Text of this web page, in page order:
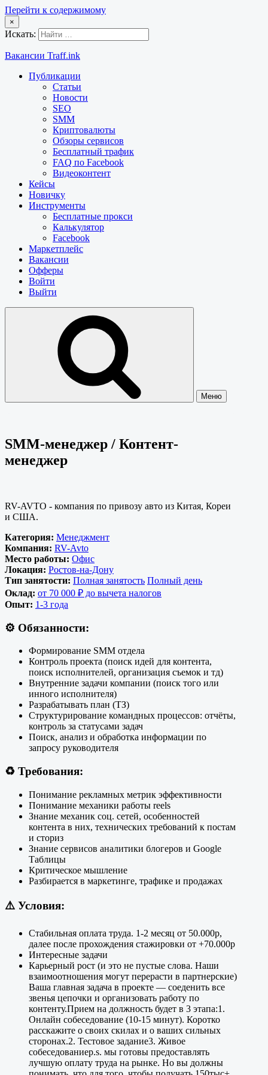
Перейти к содержимому
×
Искать:
Вакансии Traff.ink
Публикации
Статьи
Новости
SEO
SMM
Криптовалюты
Обзоры сервисов
Бесплатный трафик
FAQ по Facebook
Видеоконтент
Кейсы
Новичку
Инструменты
Бесплатные прокси
Калькулятор
Facebook
Маркетплейс
Вакансии
Офферы
Войти
Выйти
Меню
SMM-менеджер / Контент-
менеджер
RV-AVTO - компания по привозу авто из Китая, Кореи
и США.
Категория: Менеджмент
Компания: RV-Avto
Место работы: Офис
Локация: Ростов-на-Дону
Тип занятости: Полная занятость Полный день
Оклад: от 70 000 ₽ до вычета налогов
Опыт: 1-3 года
⚙️ Обязанности:
Формирование SMM отдела
Контроль проекта (поиск идей для контента,
поиск исполнителей, организация съемок и тд)
Внутренние задачи компании (поиск того или
инного исполнителя)
Разрабатывать план (ТЗ)
Структурирование командных процессов: отчёты,
контроль за статусами задач
Поиск, анализ и обработка информации по
запросу руководителя
♻️ Требования:
Понимание рекламных метрик эффективности
Понимание механики работы reels
Знание механик соц. сетей, особенностей
контента в них, технических требований к постам
и сториз
Знание сервисов аналитики блогеров и Google
Таблицы
Критическое мышление
Разбирается в маркетинге, трафике и продажах
⚠️ Условия:
Стабильная оплата труда. 1-2 месяц от 50.000р,
далее после прохождения стажировки от +70.000р
Интересные задачи
Карьерный рост (и это не пустые слова. Наши
взаимоотношения могут перерасти в партнерские)​​​​​​​​​​​​​​
Ваша главная задача в проекте — соеденить все
звенья цепочки и организовать работу по
контенту.Прием на должность будет в 3 этапа:1.
Онлайн собеседование (10-15 минут). Коротко
расскажите о своих скилах и о ваших сильных
сторонах.2. Тестовое задание3. Живое
собеседованиеp.s. мы готовы предоставлять
лучшую оплату труда на рынке. Но вы должны